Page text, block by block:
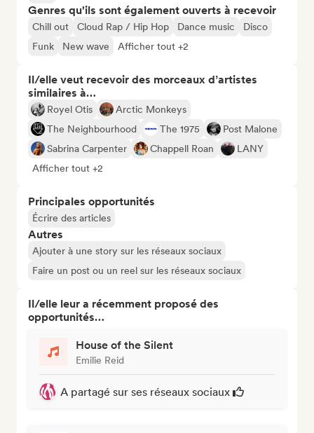
Genres qu'ils sont également ouverts à recevoir
Chill out Cloud Rap / Hip Hop Dance music
Disco
Funk
New wave Afficher tout +2
Il/elle veut recevoir des morceaux d’artistes
similaires à…
Royel Otis
Arctic Monkeys
The Neighbourhood
The 1975
Post Malone
Sabrina Carpenter
Chappell Roan
LANY
Afficher tout +2
Principales opportunités
Écrire des articles
Autres
Ajouter à une story sur les réseaux sociaux
Faire un post ou un reel sur les réseaux sociaux
Il/elle leur a récemment proposé des
opportunités…
House of the Silent
Emilie Reid
A partagé sur ses réseaux sociaux